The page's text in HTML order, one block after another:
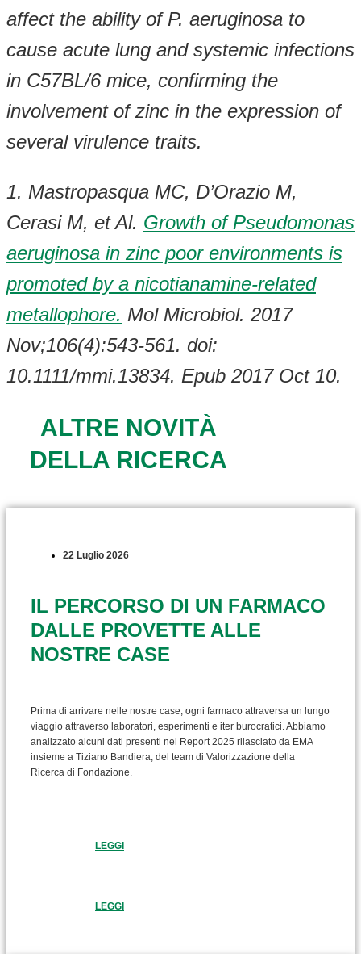
affect the ability of P. aeruginosa to
cause acute lung and systemic infections
in C57BL/6 mice, confirming the
involvement of zinc in the expression of
several virulence traits.
1. Mastropasqua MC, D’Orazio M,
Cerasi M, et Al. Growth of Pseudomonas
aeruginosa in zinc poor environments is
promoted by a nicotianamine-related
metallophore. Mol Microbiol. 2017
Nov;106(4):543-561. doi:
10.1111/mmi.13834. Epub 2017 Oct 10.
ALTRE NOVITÀ
DELLA RICERCA
22 Luglio 2026
IL PERCORSO DI UN FARMACO
DALLE PROVETTE ALLE
NOSTRE CASE
Prima di arrivare nelle nostre case, ogni farmaco attraversa un lungo
viaggio attraverso laboratori, esperimenti e iter burocratici. Abbiamo
analizzato alcuni dati presenti nel Report 2025 rilasciato da EMA
insieme a Tiziano Bandiera, del team di Valorizzazione della
Ricerca di Fondazione.
LEGGI
LEGGI